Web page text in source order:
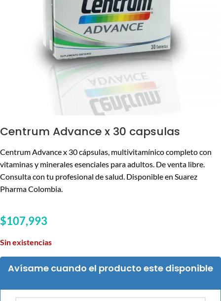
Centrum Advance x 30 capsulas
Centrum Advance x 30 cápsulas, multivitamínico completo con
vitaminas y minerales esenciales para adultos. De venta libre.
Consulta con tu profesional de salud. Disponible en Suarez
Pharma Colombia.
$107,993
Sin existencias
Avísame cuando el producto este disponible